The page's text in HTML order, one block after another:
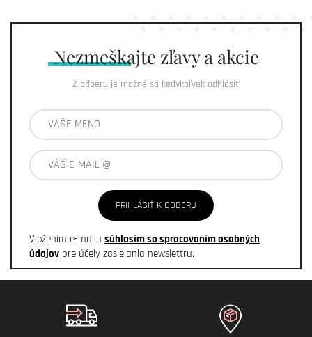
Nezmeškajte zľavy a akcie
Z odberu je možné sa kedykoľvek odhlásiť
PRIHLÁSIŤ K ODBERU
Vložením e-mailu súhlasím so spracovaním osobných
údajov pre účely zasielania newslettru.